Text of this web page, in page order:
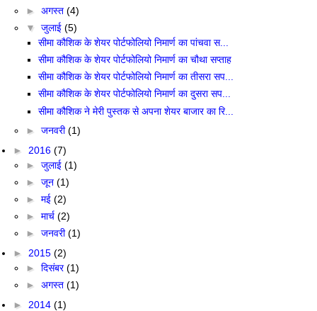
► अगस्त (4)
▼ जुलाई (5)
सीमा कौशिक के शेयर पोर्टफोलियो निमार्ण का पांचवा स...
सीमा कौशिक के शेयर पोर्टफोलियो निमार्ण का चौथा सप्ताह
सीमा कौशिक के शेयर पोर्टफोलियो निमार्ण का तीसरा सप...
सीमा कौशिक के शेयर पोर्टफोलियो निमार्ण का दुसरा सप...
सीमा कौशिक ने मेरी पुस्तक से अपना शेयर बाजार का रि...
► जनवरी(1)
► 2016 (7)
► जुलाई (1)
► जून (1)
► मई (2)
► मार्च (2)
► जनवरी(1)
► 2015 (2)
► दिसंबर(1)
► अगस्त (1)
► 2014 (1)